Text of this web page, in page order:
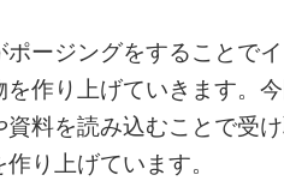
ージングをすることで
作り上げていきます。
料を読み込むことで受
り上げています。